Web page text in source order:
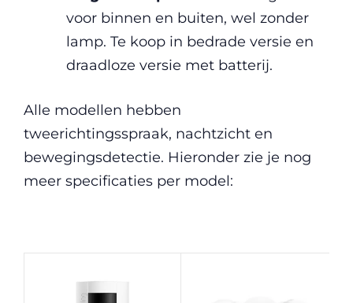
voor binnen en buiten, wel zonder
lamp. Te koop in bedrade versie en
draadloze versie met batterij.
Alle modellen hebben
tweerichtingsspraak, nachtzicht en
bewegingsdetectie. Hieronder zie je nog
meer specificaties per model: